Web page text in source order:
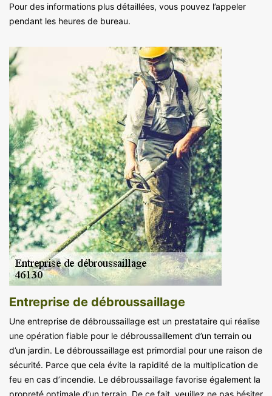
Pour des informations plus détaillées, vous pouvez l’appeler
pendant les heures de bureau.
Entreprise de débroussaillage
Une entreprise de débroussaillage est un prestataire qui réalise
une opération fiable pour le débroussaillement d’un terrain ou
d’un jardin. Le débroussaillage est primordial pour une raison de
sécurité. Parce que cela évite la rapidité de la multiplication de
feu en cas d’incendie. Le débroussaillage favorise également la
propreté optimale d’un terrain. De ce fait, veuillez ne pas hésiter